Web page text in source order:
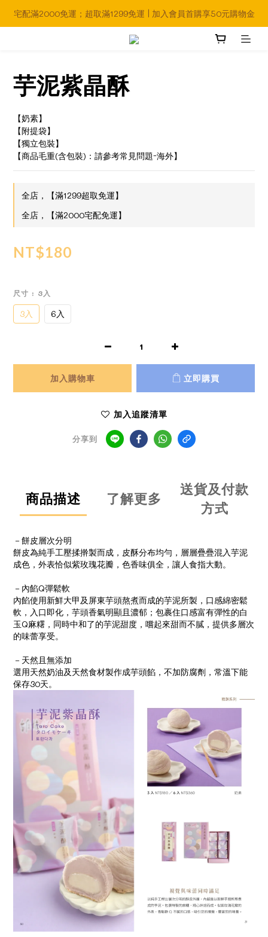
宅配滿2000免運；超取滿1299免運 | 加入會員首購享50元購物金
芋泥紫晶酥
【奶素】
【附提袋】
【獨立包裝】
【商品毛重(含包裝)：請參考常見問題-海外】
全店，【滿1299超取免運】
全店，【滿2000宅配免運】
NT$180
尺寸 : 3入
3入 6入
加入購物車 立即購買
加入追蹤清單
分享到
商品描述 了解更多
送貨及付款
方式
－餅皮層次分明
餅皮為純手工壓揉擀製而成，皮酥分布均勻，層層疊疊混入芋泥
成色，外表恰似紫玫瑰花瓣，色香味俱全，讓人食指大動。
－內餡Q彈鬆軟
內餡使用新鮮大甲及屏東芋頭熬煮而成的芋泥所製，口感綿密鬆
軟，入口即化，芋頭香氣明顯且濃郁；包裹住口感富有彈性的白
玉Q麻糬，同時中和了的芋泥甜度，嚐起來甜而不膩，提供多層次
的味蕾享受。
－天然且無添加
選用天然奶油及天然食材製作成芋頭餡，不加防腐劑，常溫下能
保存30天。